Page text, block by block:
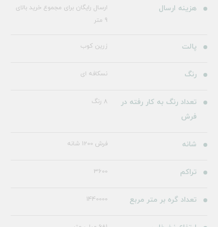
هزینه ارسال
ارسال رایگان برای مجموع خرید بالای
9 متر
پالت زرین کوب
رنگ نسکافه ای
تعداد رنگ به کار رفته در
فرش
8 رنگ
شانه فرش 1200 شانه
تراکم 3600
تعداد گره بر متر مربع 1440000